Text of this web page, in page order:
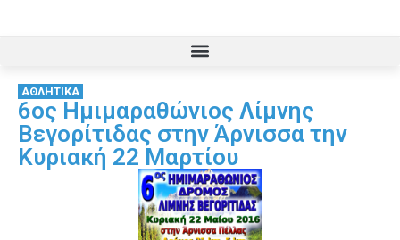
ΑΘΛΗΤΙΚΑ
6oς Ημιμαραθώνιος Λίμνης
Βεγορίτιδας στην Άρνισσα την
Κυριακή 22 Μαρτίου